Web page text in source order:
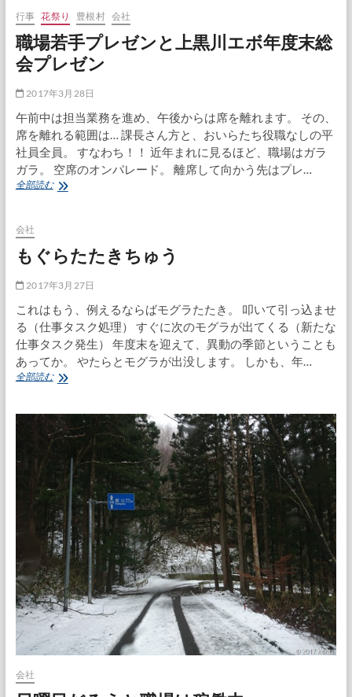
行事 花祭り 豊根村 会社
職場若手プレゼンと上黒川エボ年度末総
会プレゼン
2017年3月28日
午前中は担当業務を進め、午後からは席を離れます。 その、
席を離れる範囲は… 課長さん方と、おいらたち役職なしの平
社員全員。 すなわち！！ 近年まれに見るほど、職場はガラ
ガラ。 空席のオンパレード。 離席して向かう先はプレ…
全部読む職
レ
ン
上
黒
川
ボ
年
総
会
ゼ
ン
会社
もぐらたたきちゅう
2017年3月27日
これはもう、例えるならばモグラたたき。 叩いて引っ込ませ
る（仕事タスク処理） すぐに次のモグラが出てくる（新たな
仕事タスク発生） 年度末を迎えて、異動の季節ということも
あってか。 やたらとモグラが出没します。 しかも、年…
全部読むも
た
た
う
会社